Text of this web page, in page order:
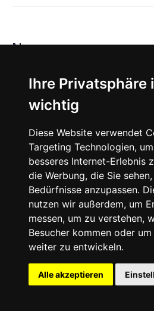
Ihre Privatsphäre
wichtig
Diese Website verwendet
Targeting Technologien,
besseres Internet-Erlebnis
die Werbung, die Sie
Bedürfnisse anzupassen.
nutzen wir außerdem, um
messen, um zu verstehen,
Besucher kommen oder
weiter zu entwickeln.
Alle akzeptieren
News
About
Instagram
Facebook
© 2024 SNEAKERᴰᴱ, All rights
Impressum Datenschutz
Cookie-Einstellungen